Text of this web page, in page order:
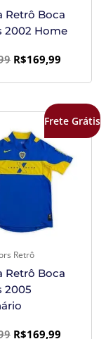
Retrô Boca
2002 Home
R$169,99
Frete Grátis
Retrô
Retrô Boca
2005
preço
original
era:
R$349,99.
R$169,99
O
é: